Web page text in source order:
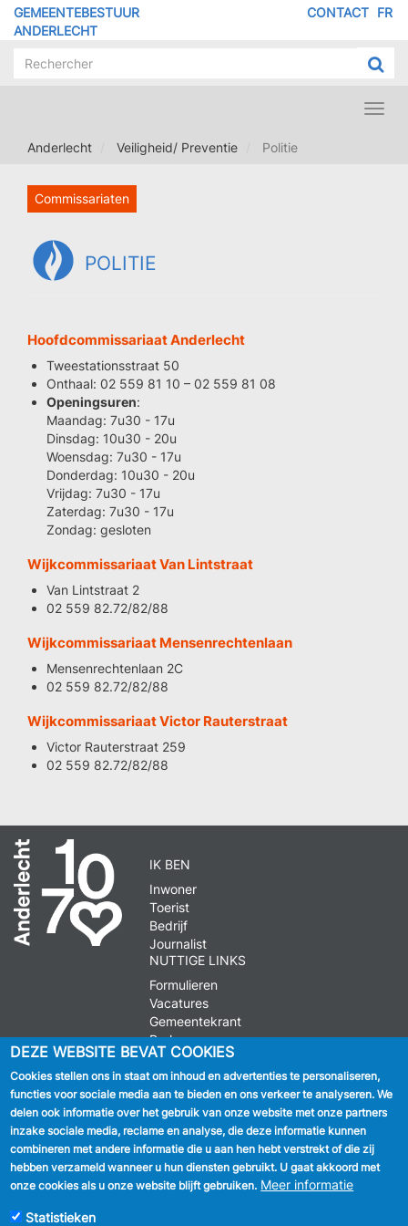
Overslaan
GEMEENTEBESTUUR
ANDERLECHT
FR
CONTACT
Anderlecht
Veiligheid/ Preventie Politie
Commissariaten
POLITIE
Hoofdcommissariaat Anderlecht
Tweestationsstraat 50
Onthaal: 02 559 81 10 – 02 559 81 08
Openingsuren:
Maandag: 7u30 - 17u
Dinsdag: 10u30 - 20u
Woensdag: 7u30 - 17u
Donderdag: 10u30 - 20u
Vrijdag: 7u30 - 17u
Zaterdag: 7u30 - 17u
Zondag: gesloten
Wijkcommissariaat Van Lintstraat
Van Lintstraat 2
02 559 82.72/82/88
Wijkcommissariaat Mensenrechtenlaan
Mensenrechtenlaan 2C
02 559 82.72/82/88
Wijkcommissariaat Victor Rauterstraat
Victor Rauterstraat 259
02 559 82.72/82/88
IK BEN
Inwoner
Toerist
Bedrijf
Journalist
NUTTIGE LINKS
Formulieren
Vacatures
Gemeentekrant
Parkeren
VOLG ONS
Facebook
Linkedin
Instagram
DEZE WEBSITE BEVAT COOKIES
Cookies stellen ons in staat om inhoud en advertenties te personaliseren,
functies voor sociale media aan te bieden en ons verkeer te analyseren. We
delen ook informatie over het gebruik van onze website met onze partners
inzake sociale media, reclame en analyse, die deze informatie kunnen
combineren met andere informatie die u aan hen hebt verstrekt of die zij
hebben verzameld wanneer u hun diensten gebruikt. U gaat akkoord met
onze cookies als u onze website blijft gebruiken. Meer informatie
Statistieken